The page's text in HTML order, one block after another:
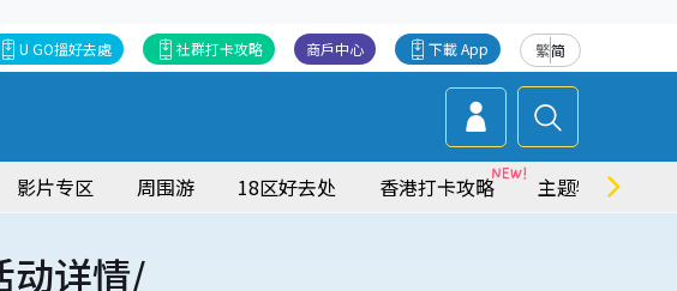
繁简
下載 App
商戶中心
社群打卡攻略
U GO搵好去處
影片专区 周围游 18区好去处 香港打卡攻略 主题特集
动详情/